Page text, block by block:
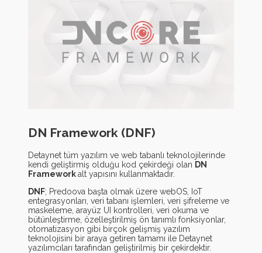
DN Framework (DNF)
Detaynet tüm yazılım ve web tabanlı teknolojilerinde
kendi geliştirmiş olduğu kod çekirdeği olan DN
Frameworkalt yapısını kullanmaktadır.
DNF; Predoova başta olmak üzere webOS, IoT
entegrasyonları, veri tabanı işlemleri, veri şifreleme ve
maskeleme, arayüz UI kontrolleri, veri okuma ve
bütünleştirme, özelleştirilmiş ön tanımlı fonksiyonlar,
otomatizasyon gibi birçok gelişmiş yazılım
teknolojisini bir araya getiren tamamı ile Detaynet
yazılımcıları tarafından geliştirilmiş bir çekirdektir.